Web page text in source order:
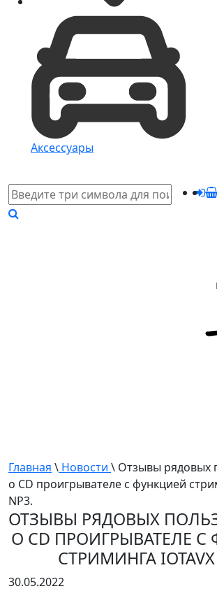
Аксессуары
Главная \ Новости \ Отзывы рядовых
о CD проигрывателе с функцией
NP3.
ОТЗЫВЫ РЯДОВЫХ
О CD ПРОИГРЫВАТЕЛЕ
СТРИМИНГА IOTAVX
30.05.2022